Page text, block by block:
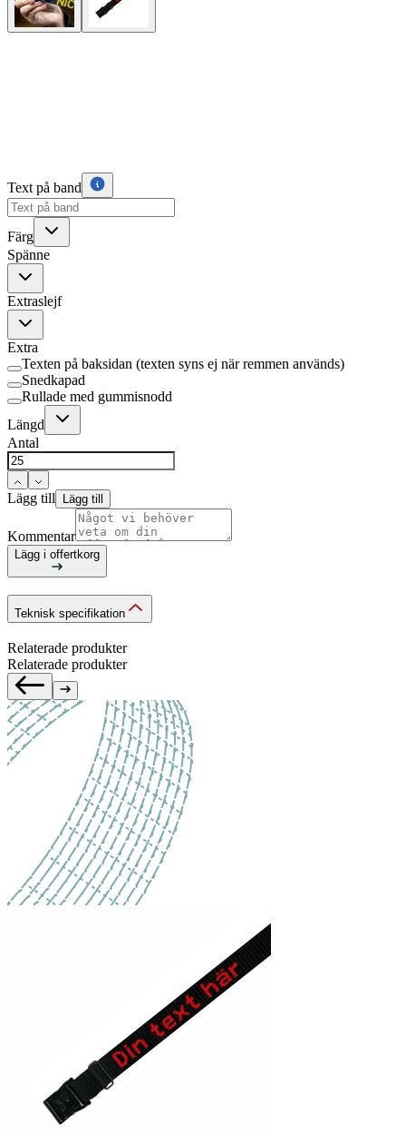
Text på band
Färg
Spänne
Extraslejf
Extra
Texten på baksidan (texten syns ej när remmen används)
Snedkapad
Rullade med gummisnodd
Längd
Antal
Lägg till Lägg till
Kommentar
Lägg i offertkorg
Teknisk specifikation
Relaterade produkter
Relaterade produkter